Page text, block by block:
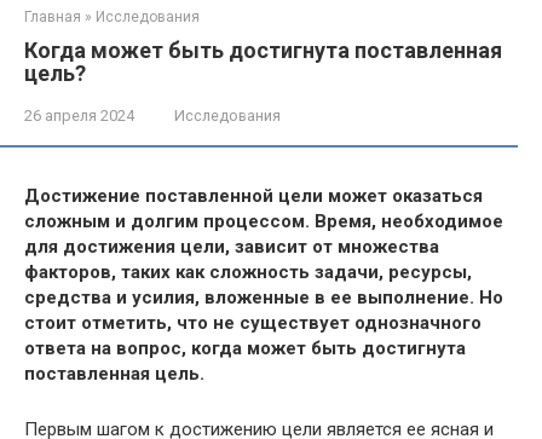
Главная » Исследования
Когда может быть достигнута поставленная
цель?
26 апреля 2024 Исследования
Достижение поставленной цели может оказаться
сложным и долгим процессом. Время, необходимое
для достижения цели, зависит от множества
факторов, таких как сложность задачи, ресурсы,
средства и усилия, вложенные в ее выполнение. Но
стоит отметить, что не существует однозначного
ответа на вопрос, когда может быть достигнута
поставленная цель.
Первым шагом к достижению цели является ее ясная и